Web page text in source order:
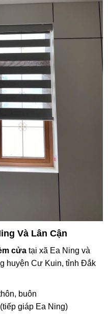
Và Lân Cận
cửa tại xã Ea Ning và
huyện Cư Kuin, tỉnh Đắk
buôn
giáp Ea Ning)